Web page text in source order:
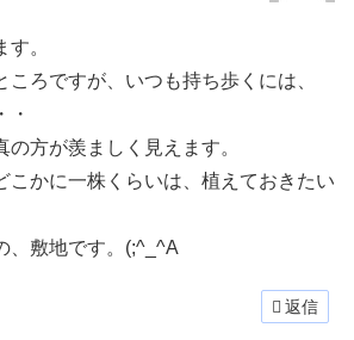
。
ころですが、いつも持ち歩くには、
・
方が羨ましく見えます。
こかに一株くらいは、植えておきたい
、敷地です。(;^_^A
返信